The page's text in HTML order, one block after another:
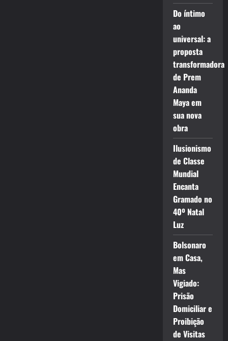
Do íntimo
ao
universal: a
proposta
transformadora
de Prem
Ananda
Maya em
sua nova
obra
Ilusionismo
de Classe
Mundial
Encanta
Gramado no
40º Natal
Luz
Bolsonaro
em Casa,
Mas
Vigiado:
Prisão
Domiciliar e
Proibição
de Visitas